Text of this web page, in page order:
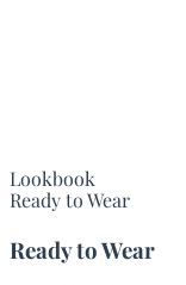
Lookbook
Ready to Wear
Ready to Wear